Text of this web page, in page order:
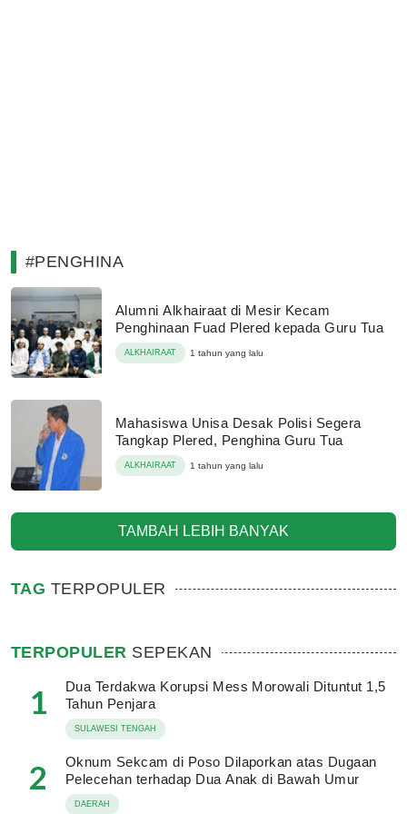
#PENGHINA
Alumni Alkhairaat di Mesir Kecam
Penghinaan Fuad Plered kepada Guru Tua
ALKHAIRAAT 1 tahun yang lalu
Mahasiswa Unisa Desak Polisi Segera
Tangkap Plered, Penghina Guru Tua
ALKHAIRAAT 1 tahun yang lalu
TAMBAH LEBIH BANYAK
TAG TERPOPULER
TERPOPULER SEPEKAN
1
Dua Terdakwa Korupsi Mess Morowali Dituntut 1,5
Tahun Penjara
SULAWESI TENGAH
2
Oknum Sekcam di Poso Dilaporkan atas Dugaan
Pelecehan terhadap Dua Anak di Bawah Umur
DAERAH